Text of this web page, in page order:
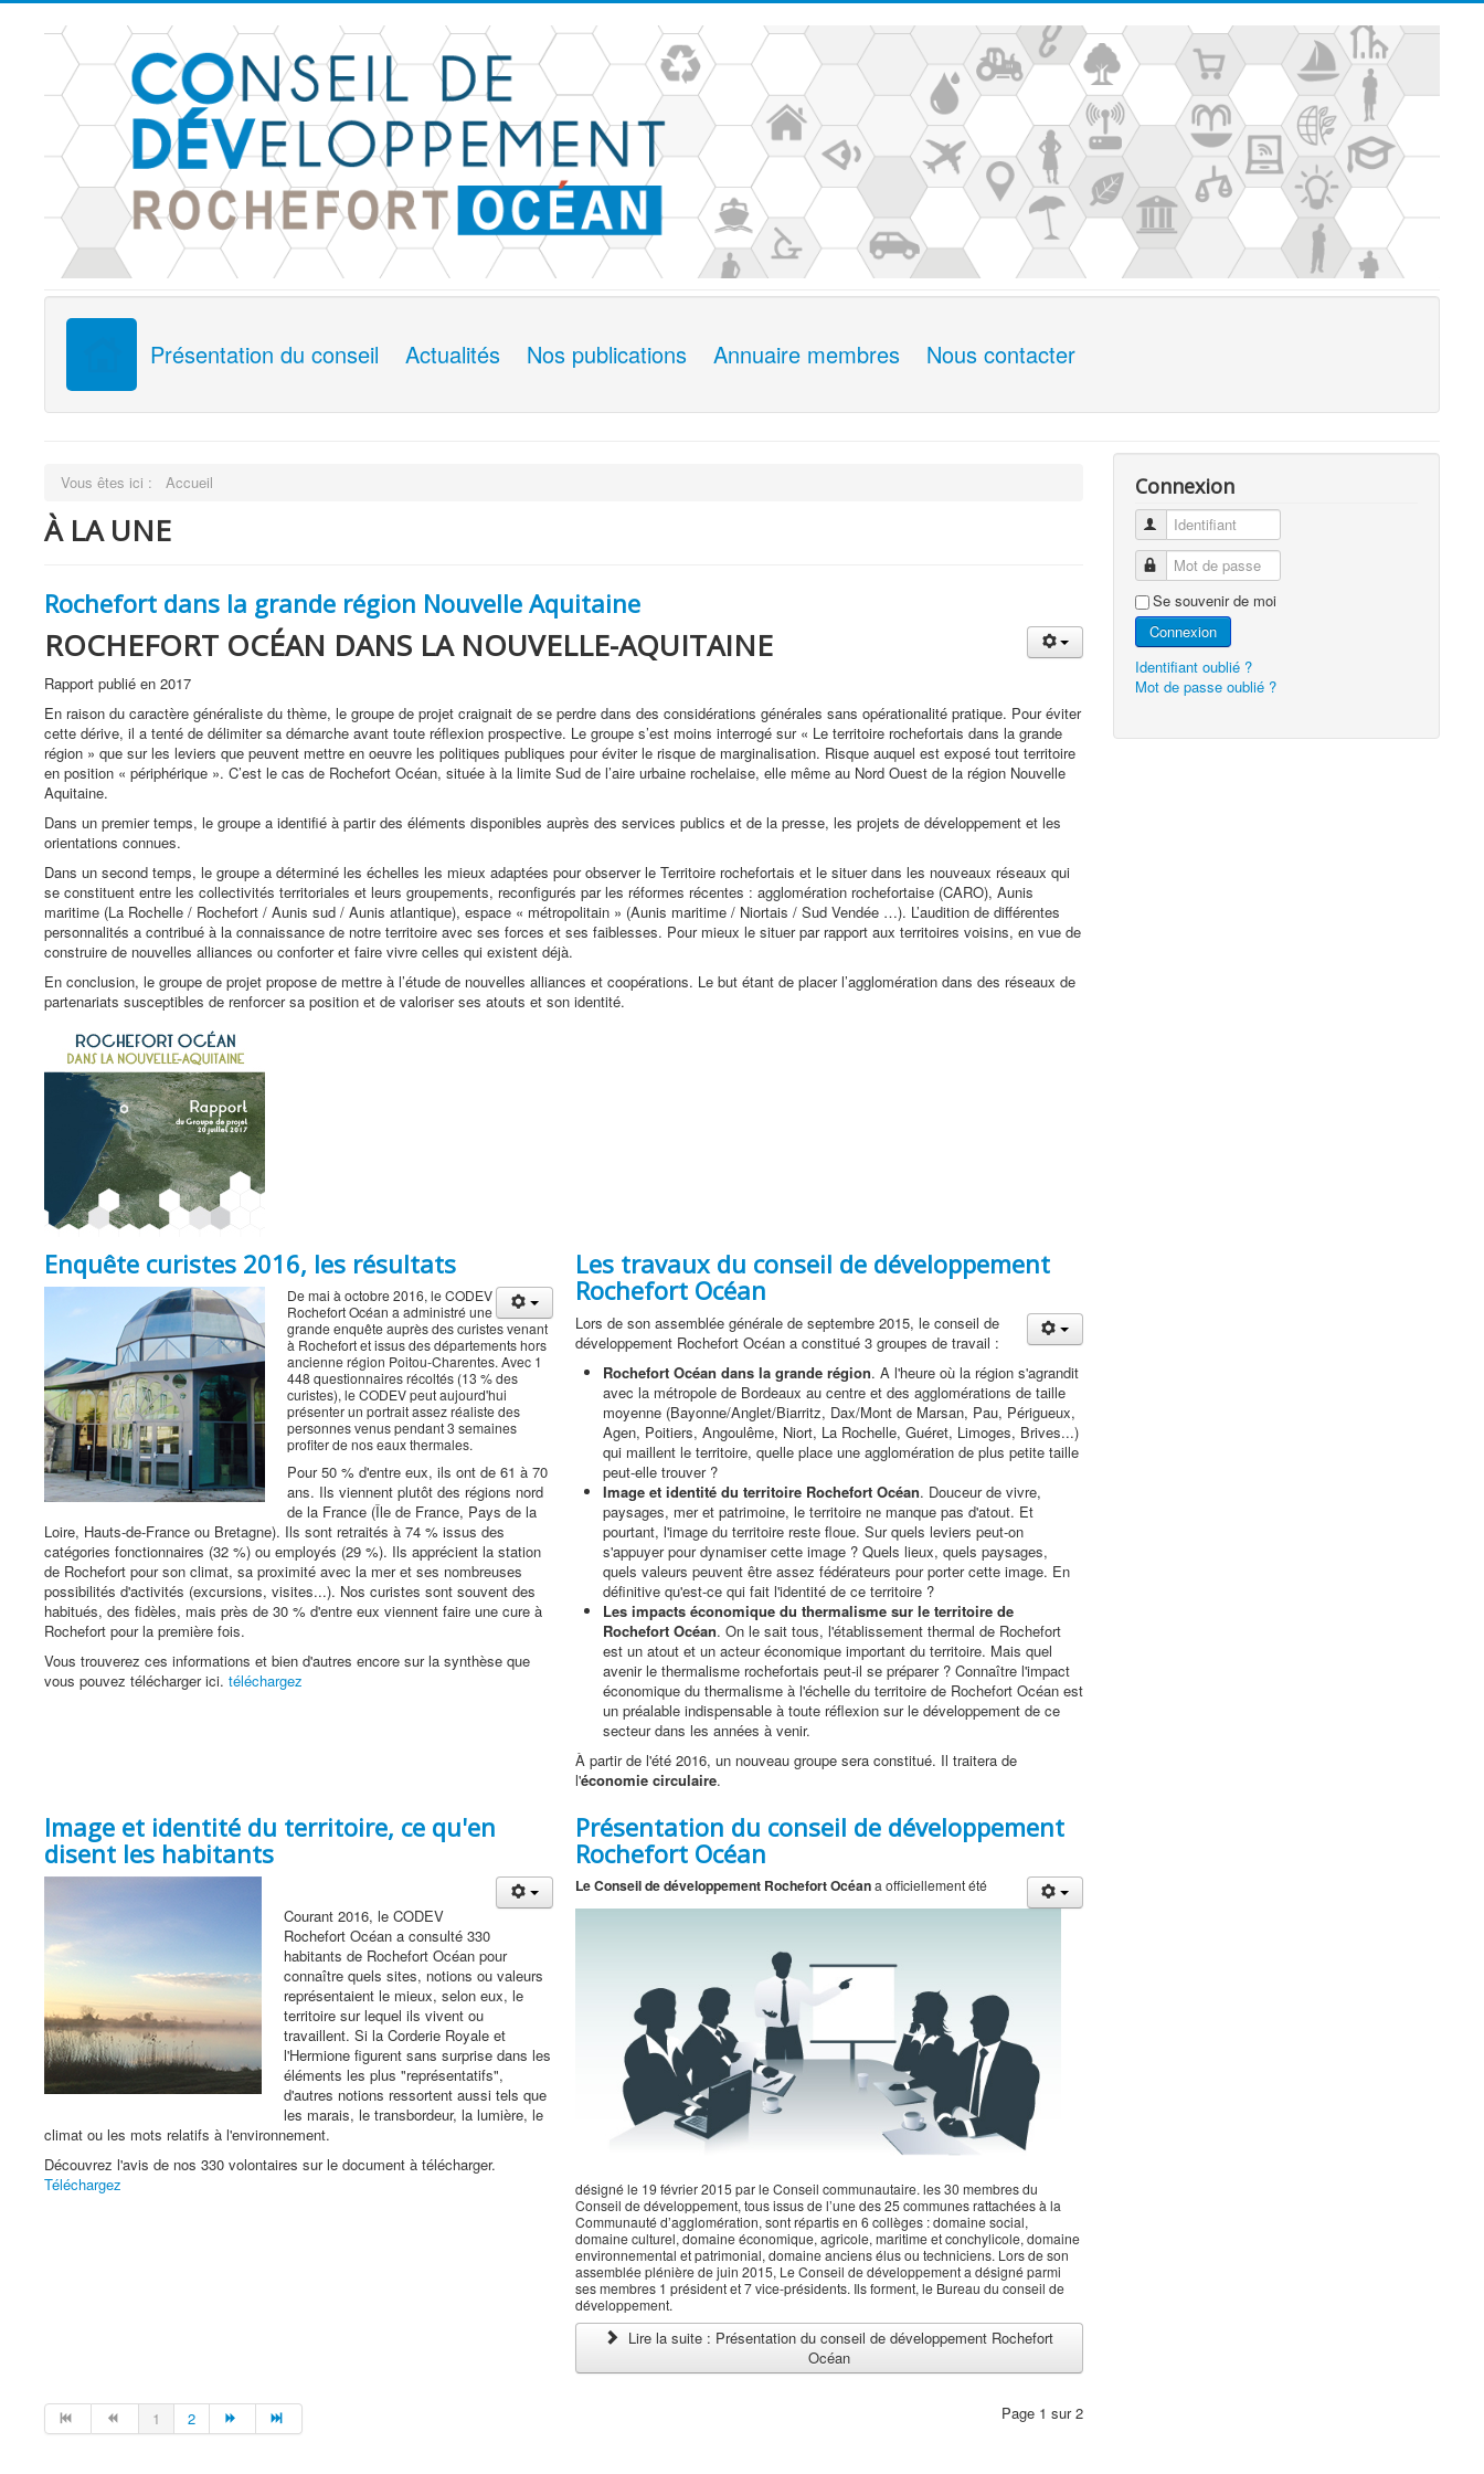
Présentation du conseil Actualités Nos publications Annuaire membres Nous contacter
Vous êtes ici : Accueil
À LA UNE
Rochefort dans la grande région Nouvelle Aquitaine
ROCHEFORT OCÉAN DANS LA NOUVELLE-AQUITAINE
Rapport publié en 2017
En raison du caractère généraliste du thème, le groupe de projet craignait de se perdre dans des considérations générales sans opérationalité pratique. Pour éviter
cette dérive, il a tenté de délimiter sa démarche avant toute réflexion prospective. Le groupe s’est moins interrogé sur « Le territoire rochefortais dans la grande
région » que sur les leviers que peuvent mettre en oeuvre les politiques publiques pour éviter le risque de marginalisation. Risque auquel est exposé tout territoire
en position « périphérique ». C’est le cas de Rochefort Océan, située à la limite Sud de l’aire urbaine rochelaise, elle même au Nord Ouest de la région Nouvelle
Aquitaine.
Dans un premier temps, le groupe a identifié à partir des éléments disponibles auprès des services publics et de la presse, les projets de développement et les
orientations connues.
Dans un second temps, le groupe a déterminé les échelles les mieux adaptées pour observer le Territoire rochefortais et le situer dans les nouveaux réseaux qui
se constituent entre les collectivités territoriales et leurs groupements, reconfigurés par les réformes récentes : agglomération rochefortaise (CARO), Aunis
maritime (La Rochelle / Rochefort / Aunis sud / Aunis atlantique), espace « métropolitain » (Aunis maritime / Niortais / Sud Vendée …). L’audition de différentes
personnalités a contribué à la connaissance de notre territoire avec ses forces et ses faiblesses. Pour mieux le situer par rapport aux territoires voisins, en vue de
construire de nouvelles alliances ou conforter et faire vivre celles qui existent déjà.
En conclusion, le groupe de projet propose de mettre à l’étude de nouvelles alliances et coopérations. Le but étant de placer l’agglomération dans des réseaux de
partenariats susceptibles de renforcer sa position et de valoriser ses atouts et son identité.
Enquête curistes 2016, les résultats
De mai à octobre 2016, le CODEV
Rochefort Océan a administré une
grande enquête auprès des curistes venant
à Rochefort et issus des départements hors
ancienne région Poitou-Charentes. Avec 1
448 questionnaires récoltés (13 % des
curistes), le CODEV peut aujourd'hui
présenter un portrait assez réaliste des
personnes venus pendant 3 semaines
profiter de nos eaux thermales.
Pour 50 % d'entre eux, ils ont de 61 à 70
ans. Ils viennent plutôt des régions nord
de la France (Île de France, Pays de la
Loire, Hauts-de-France ou Bretagne). Ils sont retraités à 74 % issus des
catégories fonctionnaires (32 %) ou employés (29 %). Ils apprécient la station
de Rochefort pour son climat, sa proximité avec la mer et ses nombreuses
possibilités d'activités (excursions, visites...). Nos curistes sont souvent des
habitués, des fidèles, mais près de 30 % d'entre eux viennent faire une cure à
Rochefort pour la première fois.
Vous trouverez ces informations et bien d'autres encore sur la synthèse que
vous pouvez télécharger ici. téléchargez
Les travaux du conseil de développement
Rochefort Océan
Lors de son assemblée générale de septembre 2015, le conseil de
développement Rochefort Océan a constitué 3 groupes de travail :
Rochefort Océan dans la grande région. A l'heure où la région s'agrandit
avec la métropole de Bordeaux au centre et des agglomérations de taille
moyenne (Bayonne/Anglet/Biarritz, Dax/Mont de Marsan, Pau, Périgueux,
Agen, Poitiers, Angoulême, Niort, La Rochelle, Guéret, Limoges, Brives...)
qui maillent le territoire, quelle place une agglomération de plus petite taille
peut-elle trouver ?
Image et identité du territoire Rochefort Océan. Douceur de vivre,
paysages, mer et patrimoine, le territoire ne manque pas d'atout. Et
pourtant, l'image du territoire reste floue. Sur quels leviers peut-on
s'appuyer pour dynamiser cette image ? Quels lieux, quels paysages,
quels valeurs peuvent être assez fédérateurs pour porter cette image. En
définitive qu'est-ce qui fait l'identité de ce territoire ?
Les impacts économique du thermalisme sur le territoire de
Rochefort Océan. On le sait tous, l'établissement thermal de Rochefort
est un atout et un acteur économique important du territoire. Mais quel
avenir le thermalisme rochefortais peut-il se préparer ? Connaître l'impact
économique du thermalisme à l'échelle du territoire de Rochefort Océan est
un préalable indispensable à toute réflexion sur le développement de ce
secteur dans les années à venir.
À partir de l'été 2016, un nouveau groupe sera constitué. Il traitera de
l'économie circulaire.
Image et identité du territoire, ce qu'en
disent les habitants
Courant 2016, le CODEV
Rochefort Océan a consulté 330
habitants de Rochefort Océan pour
connaître quels sites, notions ou valeurs
représentaient le mieux, selon eux, le
territoire sur lequel ils vivent ou
travaillent. Si la Corderie Royale et
l'Hermione figurent sans surprise dans les
éléments les plus "représentatifs",
d'autres notions ressortent aussi tels que
les marais, le transbordeur, la lumière, le
climat ou les mots relatifs à l'environnement.
Découvrez l'avis de nos 330 volontaires sur le document à télécharger.
Téléchargez
Présentation du conseil de développement
Rochefort Océan
Le Conseil de développement Rochefort Océana officiellement été
désigné le 19 février 2015 par le Conseil communautaire. les 30 membres du
Conseil de développement, tous issus de l’une des 25 communes rattachées à la
Communauté d’agglomération, sont répartis en 6 collèges : domaine social,
domaine culturel, domaine économique, agricole, maritime et conchylicole, domaine
environnemental et patrimonial, domaine anciens élus ou techniciens. Lors de son
assemblée plénière de juin 2015, Le Conseil de développement a désigné parmi
ses membres 1 président et 7 vice-présidents. Ils forment, le Bureau du conseil de
développement.
Lire la suite : Présentation du conseil de développement Rochefort
Océan
Page 1 sur 2
1 2
Connexion
Identifiant
Mot de passe
Se souvenir de moi
Connexion
Identifiant oublié ?
Mot de passe oublié ?